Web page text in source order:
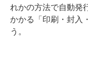
れかの方法で自動発
かかる「印刷・封入
う。